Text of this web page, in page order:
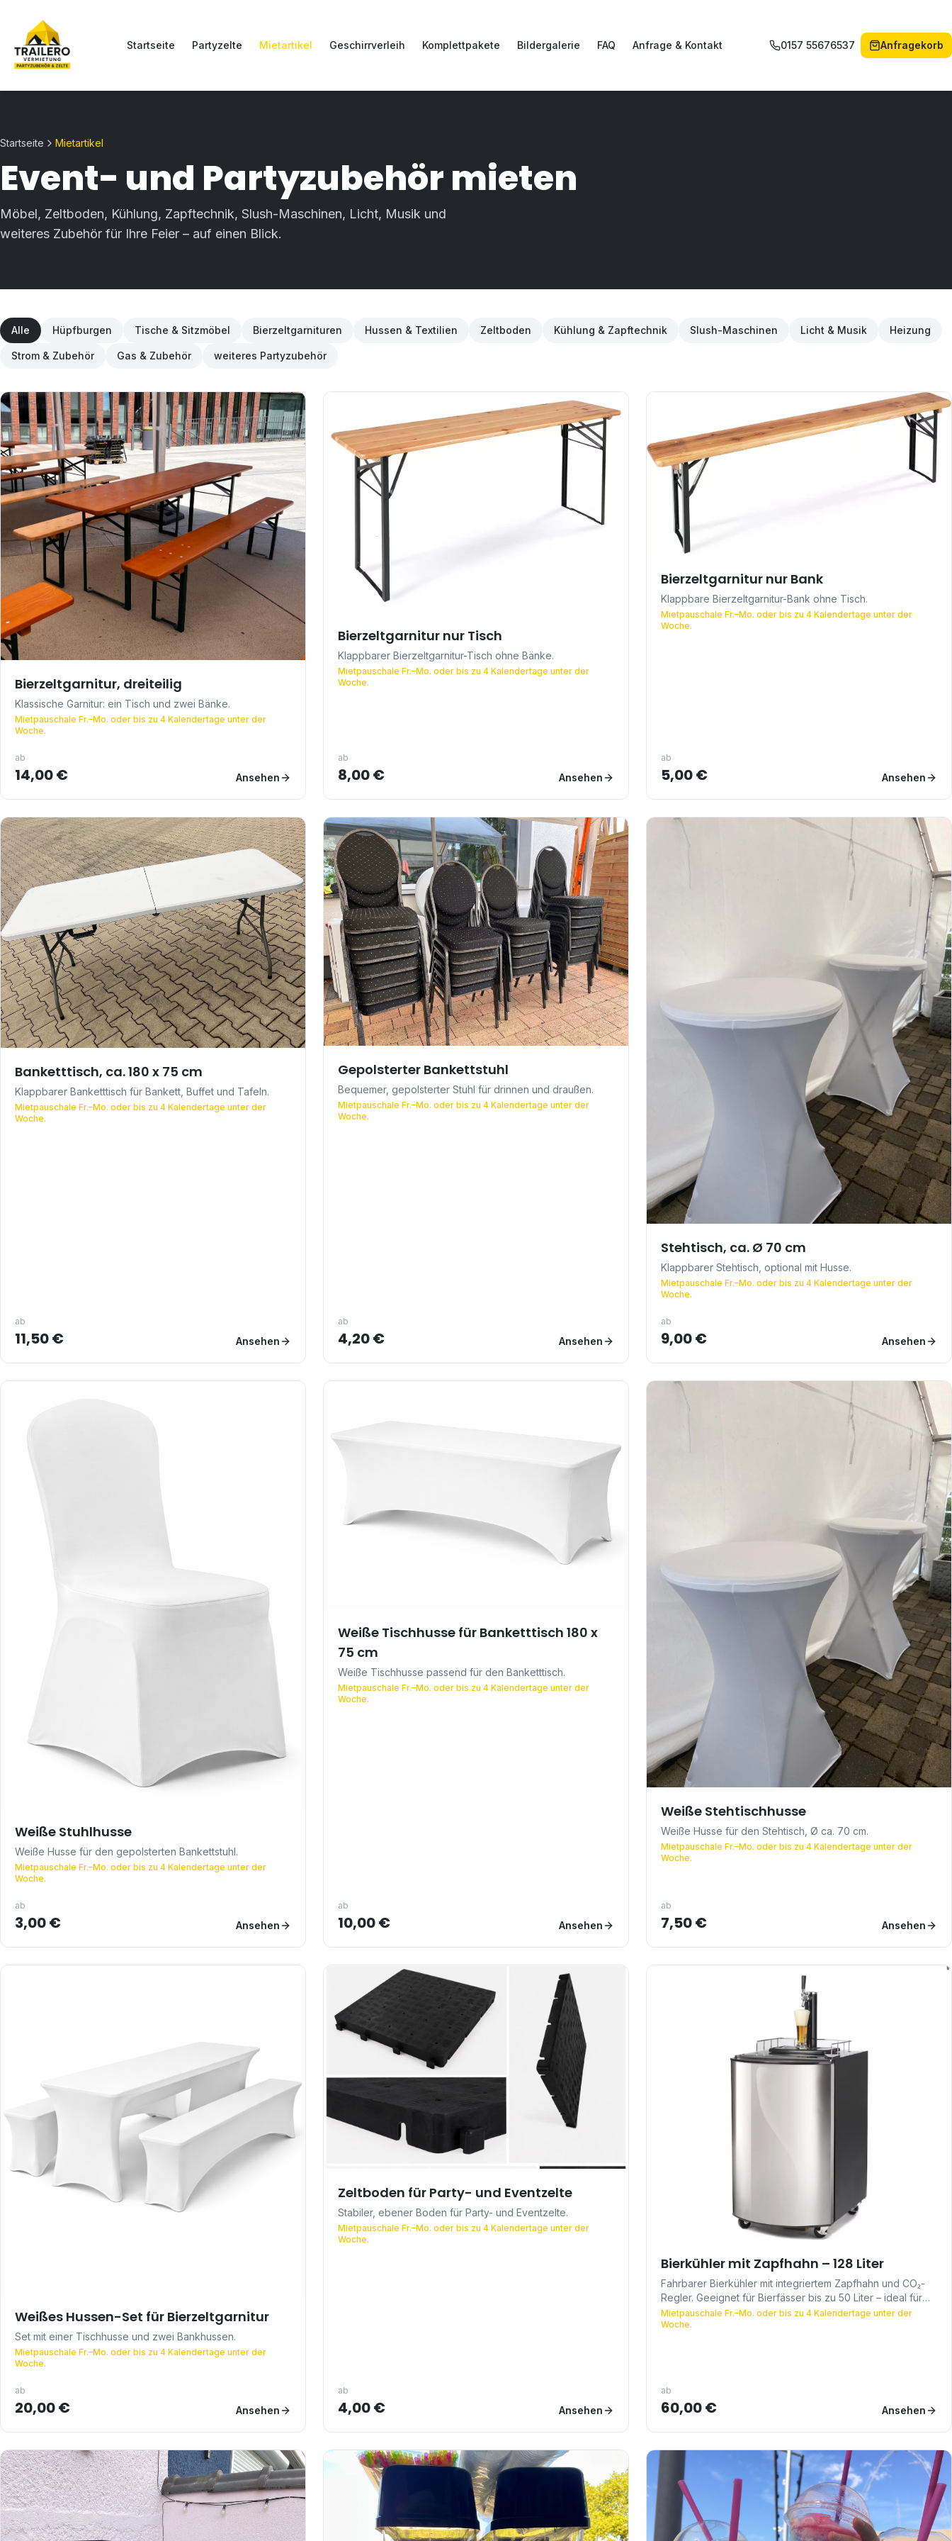
Startseite Partyzelte Mietartikel Geschirrverleih Komplettpakete Bildergalerie FAQ Anfrage & Kontakt 0157 55676537 Anfragekorb
Startseite Mietartikel
Event- und Partyzubehör mieten
Möbel, Zeltboden, Kühlung, Zapftechnik, Slush-Maschinen, Licht, Musik und
weiteres Zubehör für Ihre Feier – auf einen Blick.
Alle Hüpfburgen Tische & Sitzmöbel Bierzeltgarnituren Hussen & Textilien Zeltboden Kühlung & Zapftechnik Slush-Maschinen Licht & Musik Heizung
Strom & Zubehör Gas & Zubehör weiteres Partyzubehör
Bierzeltgarnitur, dreiteilig
Klassische Garnitur: ein Tisch und zwei Bänke.
Mietpauschale Fr.–Mo. oder bis zu 4 Kalendertage unter der
Woche.
ab
14,00 € Ansehen
Bierzeltgarnitur nur Tisch
Klappbarer Bierzeltgarnitur-Tisch ohne Bänke.
Mietpauschale Fr.–Mo. oder bis zu 4 Kalendertage unter der
Woche.
ab
8,00 € Ansehen
Bierzeltgarnitur nur Bank
Klappbare Bierzeltgarnitur-Bank ohne Tisch.
Mietpauschale Fr.–Mo. oder bis zu 4 Kalendertage unter der
Woche.
ab
5,00 € Ansehen
Banketttisch, ca. 180 x 75 cm
Klappbarer Banketttisch für Bankett, Buffet und Tafeln.
Mietpauschale Fr.–Mo. oder bis zu 4 Kalendertage unter der
Woche.
ab
11,50 € Ansehen
Gepolsterter Bankettstuhl
Bequemer, gepolsterter Stuhl für drinnen und draußen.
Mietpauschale Fr.–Mo. oder bis zu 4 Kalendertage unter der
Woche.
ab
4,20 € Ansehen
Stehtisch, ca. Ø 70 cm
Klappbarer Stehtisch, optional mit Husse.
Mietpauschale Fr.–Mo. oder bis zu 4 Kalendertage unter der
Woche.
ab
9,00 € Ansehen
Weiße Stuhlhusse
Weiße Husse für den gepolsterten Bankettstuhl.
Mietpauschale Fr.–Mo. oder bis zu 4 Kalendertage unter der
Woche.
ab
3,00 € Ansehen
Weiße Tischhusse für Banketttisch 180 x
75 cm
Weiße Tischhusse passend für den Banketttisch.
Mietpauschale Fr.–Mo. oder bis zu 4 Kalendertage unter der
Woche.
ab
10,00 € Ansehen
Weiße Stehtischhusse
Weiße Husse für den Stehtisch, Ø ca. 70 cm.
Mietpauschale Fr.–Mo. oder bis zu 4 Kalendertage unter der
Woche.
ab
7,50 € Ansehen
Weißes Hussen-Set für Bierzeltgarnitur
Set mit einer Tischhusse und zwei Bankhussen.
Mietpauschale Fr.–Mo. oder bis zu 4 Kalendertage unter der
Woche.
ab
20,00 € Ansehen
Zeltboden für Party- und Eventzelte
Stabiler, ebener Boden für Party- und Eventzelte.
Mietpauschale Fr.–Mo. oder bis zu 4 Kalendertage unter der
Woche.
ab
4,00 € Ansehen
Bierkühler mit Zapfhahn – 128 Liter
Fahrbarer Bierkühler mit integriertem Zapfhahn und CO₂-
Regler. Geeignet für Bierfässer bis zu 50 Liter – ideal für
Geburtstage, Hochzeiten, Firmenfeiern und
Vereinsveranstaltungen.
Mietpauschale Fr.–Mo. oder bis zu 4 Kalendertage unter der
Woche.
ab
60,00 € Ansehen